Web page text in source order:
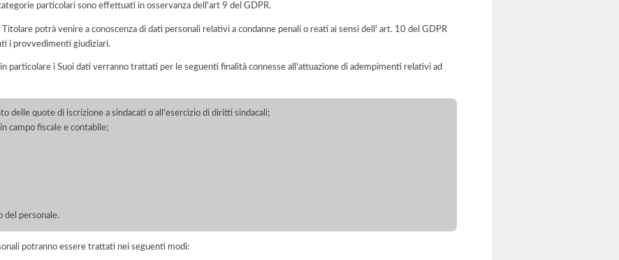
particolari sono effettuati in osservanza dell'art 9 del GDPR.
potrà venire a conoscenza di dati personali relativi a condanne penali o reati ai sensi dell' art. 10 del GDPR
i provvedimenti giudiziari.
particolare i Suoi dati verranno trattati per le seguenti finalità connesse all'attuazione di adempimenti relativi ad
delle quote di iscrizione a sindacati o all'esercizio di diritti sindacali;
campo fiscale e contabile;
del personale.
potranno essere trattati nei seguenti modi: